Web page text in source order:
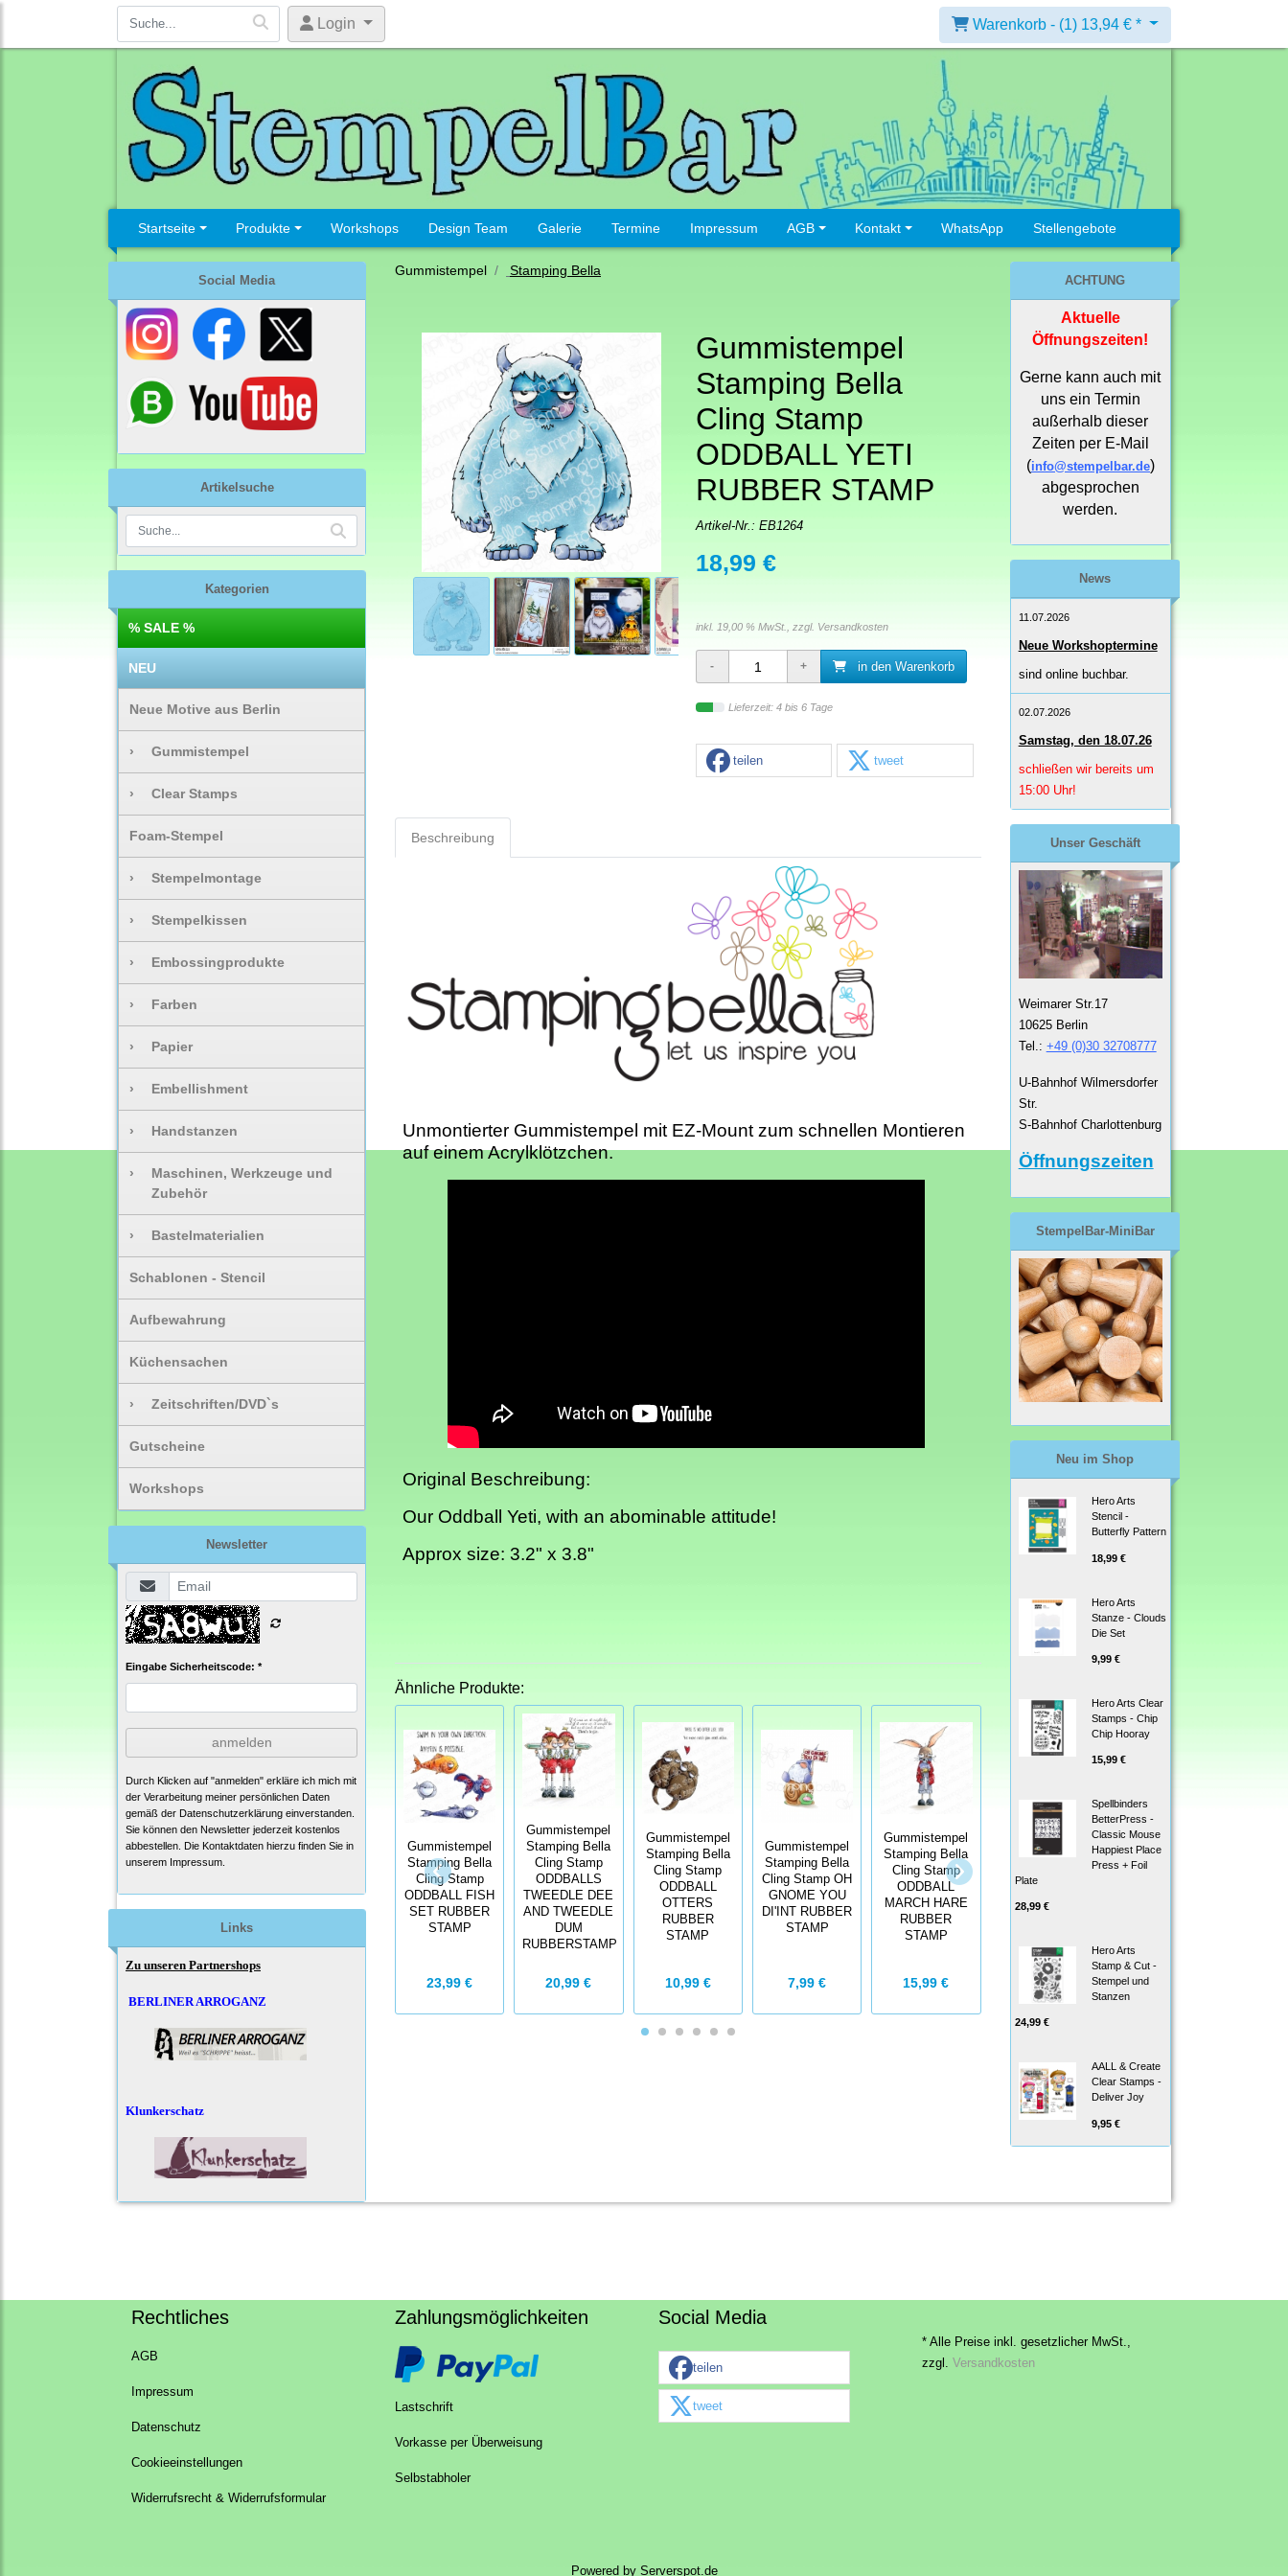
Login Warenkorb - (1) 13,94 € *
Startseite Produkte Workshops Design Team Galerie Termine Impressum AGB Kontakt WhatsApp Stellengebote
Social Media
Artikelsuche
Kategorien
% SALE %
NEU
Neue Motive aus Berlin
› Gummistempel
› Clear Stamps
Foam-Stempel
› Stempelmontage
› Stempelkissen
› Embossingprodukte
› Farben
› Papier
› Embellishment
› Handstanzen
›
Maschinen, Werkzeuge und
Zubehör
› Bastelmaterialien
Schablonen - Stencil
Aufbewahrung
Küchensachen
› Zeitschriften/DVD`s
Gutscheine
Workshops
Newsletter
Eingabe Sicherheitscode: *
anmelden
Durch Klicken auf "anmelden" erkläre ich mich mit
der Verarbeitung meiner persönlichen Daten
gemäß der Datenschutzerklärung einverstanden.
Sie können den Newsletter jederzeit kostenlos
abbestellen. Die Kontaktdaten hierzu finden Sie in
unserem Impressum.
Links
Zu unseren Partnershops
BERLINER ARROGANZ
Klunkerschatz
Gummistempel Stamping Bella
Gummistempel
Stamping Bella
Cling Stamp
ODDBALL YETI
RUBBER STAMP
Artikel-Nr.: EB1264
18,99 €
inkl. 19,00 % MwSt., zzgl. Versandkosten
in den Warenkorb
Lieferzeit: 4 bis 6 Tage
teilen tweet
Beschreibung
Unmontierter Gummistempel mit EZ-Mount zum schnellen Montieren
auf einem Acrylklötzchen.
Original Beschreibung:
Our Oddball Yeti, with an abominable attitude!
Approx size: 3.2" x 3.8"
Ähnliche Produkte:
Gummistempel
Stamping Bella
Cling Stamp
ODDBALL FISH
SET RUBBER
STAMP
23,99 €
Gummistempel
Stamping Bella
Cling Stamp
ODDBALLS
TWEEDLE DEE
AND TWEEDLE
DUM
RUBBERSTAMP
20,99 €
Gummistempel
Stamping Bella
Cling Stamp
ODDBALL
OTTERS
RUBBER
STAMP
10,99 €
Gummistempel
Stamping Bella
Cling Stamp OH
GNOME YOU
DI'INT RUBBER
STAMP
7,99 €
Gummistempel
Stamping Bella
Cling Stamp
ODDBALL
MARCH HARE
RUBBER
STAMP
15,99 €
Gummistempel
Stamping Bella
ODDBALL
SCARECROW
18,99 €
Gummistempel
Stamping Bella
18,99 €
ACHTUNG
Aktuelle
Öffnungszeiten!
Gerne kann auch mit
uns ein Termin
außerhalb dieser
Zeiten per E-Mail
(info@stempelbar.de)
abgesprochen
werden.
News
11.07.2026
Neue Workshoptermine
sind online buchbar.
02.07.2026
Samstag, den 18.07.26
schließen wir bereits um
15:00 Uhr!
Unser Geschäft
Weimarer Str.17
10625 Berlin
Tel.: +49 (0)30 32708777
U-Bahnhof Wilmersdorfer
Str.
S-Bahnhof Charlottenburg
Öffnungszeiten
StempelBar-MiniBar
Neu im Shop
Hero Arts
Stencil -
Butterfly Pattern
18,99 €
Hero Arts
Stanze - Clouds
Die Set
9,99 €
Hero Arts Clear
Stamps - Chip
Chip Hooray
15,99 €
Spellbinders
BetterPress -
Classic Mouse
Happiest Place
Press + Foil
Plate
28,99 €
Hero Arts
Stamp & Cut -
Stempel und
Stanzen
24,99 €
AALL & Create
Clear Stamps -
Deliver Joy
9,95 €
Rechtliches
AGB
Impressum
Datenschutz
Cookieeinstellungen
Widerrufsrecht & Widerrufsformular
Zahlungsmöglichkeiten
Lastschrift
Vorkasse per Überweisung
Selbstabholer
Social Media
teilen
tweet
* Alle Preise inkl. gesetzlicher MwSt.,
zzgl. Versandkosten
Powered by Serverspot.de